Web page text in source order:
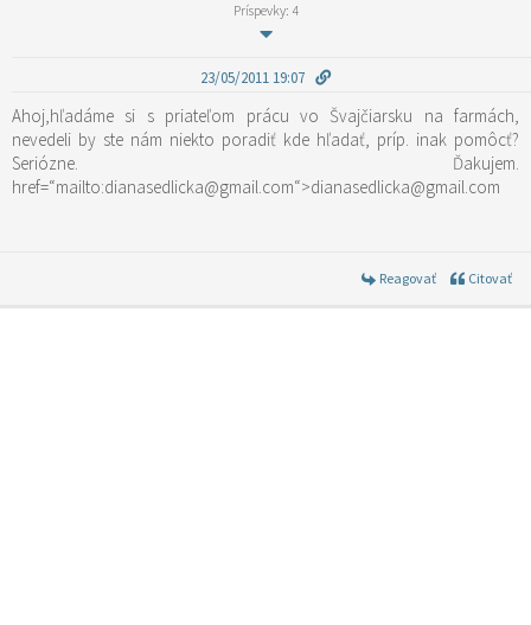
Príspevky: 4
23/05/2011 19:07
Ahoj,hľadáme si s priateľom prácu vo Švajčiarsku na farmách,
nevedeli by ste nám niekto poradiť kde hľadať, príp. inak pomôcť?
Seriózne. Ďakujem.
href=“mailto:dianasedlicka@gmail.com“>dianasedlicka@gmail.com
Reagovať Citovať